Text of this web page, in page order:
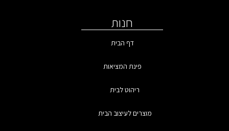
חנות
דף הבית
פינת המציאות
ריהוט לבית
מוצרים לעיצוב הבית